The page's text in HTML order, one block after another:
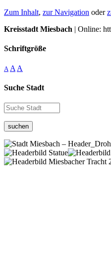
Zum Inhalt, zur Navigation oder
Kreisstadt Miesbach | Online:
Schriftgröße
A A A
Suche Stadt
suchen